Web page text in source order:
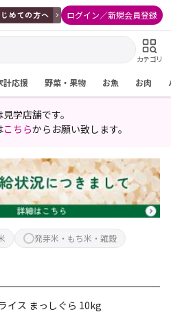
ログイン／新規会員登録
カテゴリ
計応援 野菜・果物 お魚 お肉
学店舗です。
こちらからお願い致します。
発芽米・もち米・雑穀
イス まっしぐら 10kg